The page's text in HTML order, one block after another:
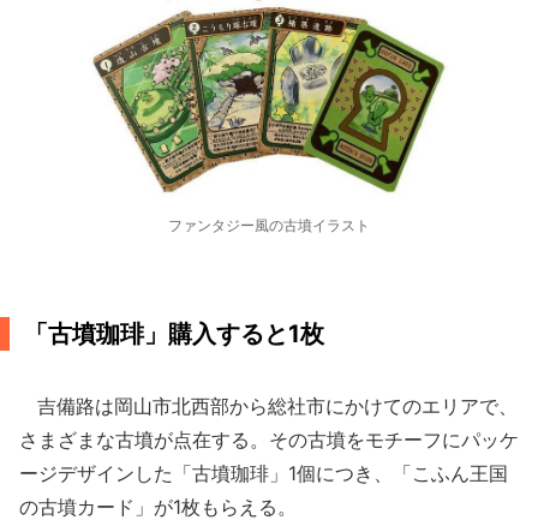
ファンタジー風の古墳イラスト
「古墳珈琲」購入すると1枚
吉備路は岡山市北西部から総社市にかけてのエリアで、
さまざまな古墳が点在する。その古墳をモチーフにパッケ
ージデザインした「古墳珈琲」1個につき、「こふん王国
の古墳カード」が1枚もらえる。